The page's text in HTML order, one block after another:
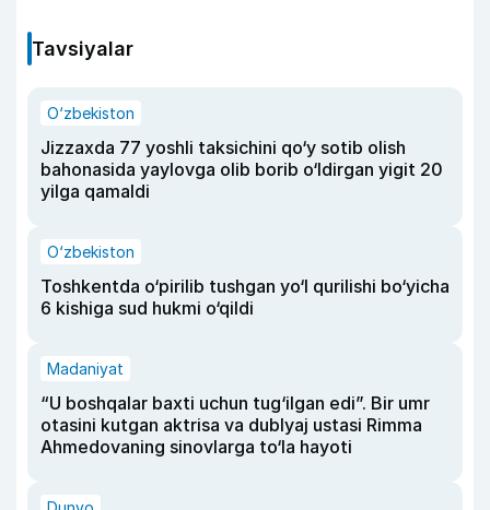
Tavsiyalar
O‘zbekiston
Jizzaxda 77 yoshli taksichini qo‘y sotib olish
bahonasida yaylovga olib borib o‘ldirgan yigit 20
yilga qamaldi
O‘zbekiston
Toshkentda o‘pirilib tushgan yo‘l qurilishi bo‘yicha
6 kishiga sud hukmi o‘qildi
Madaniyat
“U boshqalar baxti uchun tug‘ilgan edi”. Bir umr
otasini kutgan aktrisa va dublyaj ustasi Rimma
Ahmedovaning sinovlarga to‘la hayoti